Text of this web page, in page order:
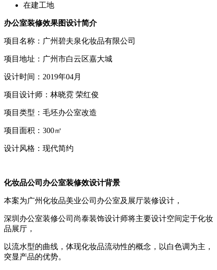
在建工地
办公室装修效果图设计简介
项目名称：广州碧夫泉化妆品有限公司
项目地址：广州市白云区嘉大城
设计时间：2019年04月
项目设计师：林晓霓 荣红俊
项目类型：毛坯办公室改造
项目面积：300㎡
设计风格：现代简约
化妆品公司办公室装修效设计背景
本案为广州化妆品美业公司办公室及展厅装修设计，
深圳办公室装修公司尚泰装饰设计师将主要设计空间定于化妆
品展厅，
以流水型的曲线，体现化妆品流动性的概念，以白色调为主，
突显产品的优势。